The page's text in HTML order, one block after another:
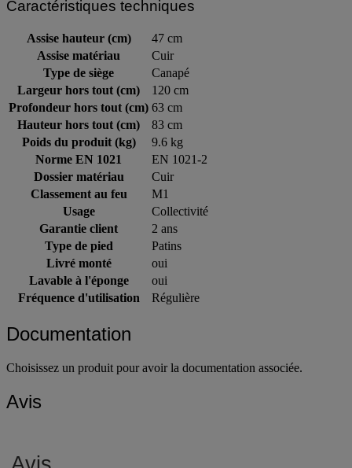
Caractéristiques techniques
Assise hauteur (cm)
47 cm
Assise matériau
Cuir
Type de siège
Canapé
Largeur hors tout (cm)
120 cm
Profondeur hors tout (cm) 63 cm
Hauteur hors tout (cm)
83 cm
Poids du produit (kg)
9.6 kg
Norme EN 1021
EN 1021-2
Dossier matériau
Cuir
Classement au feu
M1
Usage
Collectivité
Garantie client
2 ans
Type de pied
Patins
Livré monté
oui
Lavable à l'éponge
oui
Fréquence d'utilisation
Régulière
Documentation
Choisissez un produit pour avoir la documentation associée.
Avis